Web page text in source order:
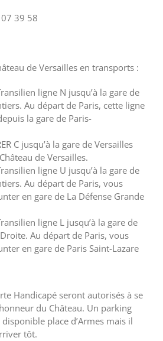
39 58
de Versailles en transports :
ligne N jusqu’à la gare de
Au départ de Paris, cette ligne
la gare de Paris-
C jusqu’à la gare de Versailles
de Versailles.
ligne U jusqu’à la gare de
Au départ de Paris, vous
en gare de La Défense Grande
ligne L jusqu’à la gare de
Au départ de Paris, vous
en gare de Paris Saint-Lazare
Handicapé seront autorisés à se
du Château. Un parking
place d’Armes mais il
tôt.